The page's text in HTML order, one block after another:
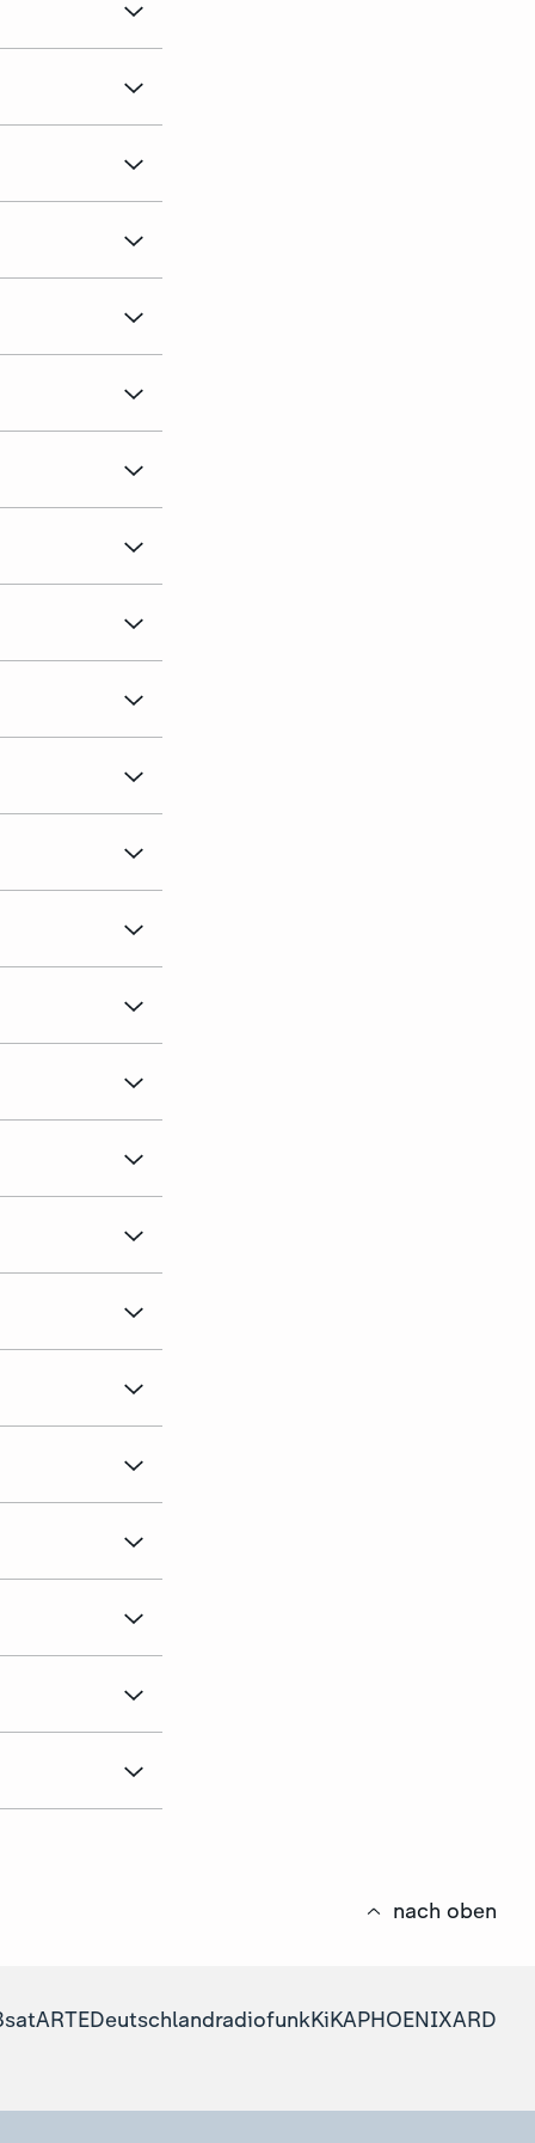
nach oben
ARTEDeutschlandradiofunkKiKAPHOENIXARD